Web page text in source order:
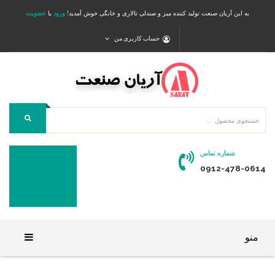
به این آریان صنعت تولید کننده میز و صندلی تالاری و خانگی خوش آمدید! ورود یا عضویت
حساب کاربری من
شماره تماس
0912-478-0614
منو